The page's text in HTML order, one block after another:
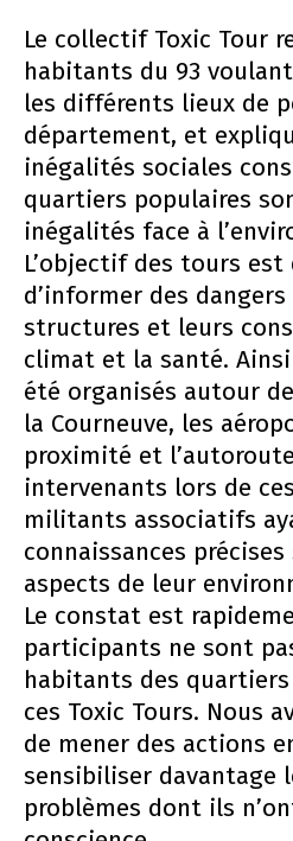
Le collectif Toxic Tour
habitants du 93
les différents lieux de
département, et
inégalités sociales
quartiers populaires
inégalités face à
L’objectif des tours
d’informer des
structures et leurs
climat et la santé.
été organisés autour
la Courneuve, les
proximité et
intervenants lors de
militants associatifs
connaissances
aspects de leur
Le constat est
participants ne sont
habitants des
ces Toxic Tours. Nous
de mener des actions
sensibiliser davantage
problèmes dont ils